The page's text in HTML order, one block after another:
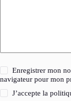
Enregistrer mon
navigateur pour mon
J’accepte la